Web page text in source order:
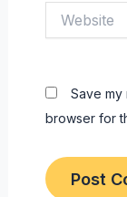
Save my
browser for